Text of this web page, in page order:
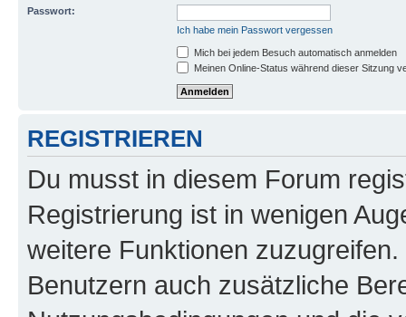
Passwort:
Ich habe mein Passwort vergessen
Mich bei jedem Besuch automatisch anmelden
Meinen Online-Status während dieser Sitzung
REGISTRIEREN
Du musst in diesem Forum
Registrierung ist in wenigen
weitere Funktionen
Benutzern auch zusätzliche